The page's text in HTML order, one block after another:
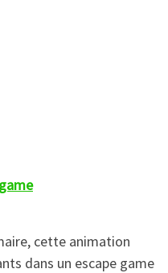
cette animation
dans un escape game